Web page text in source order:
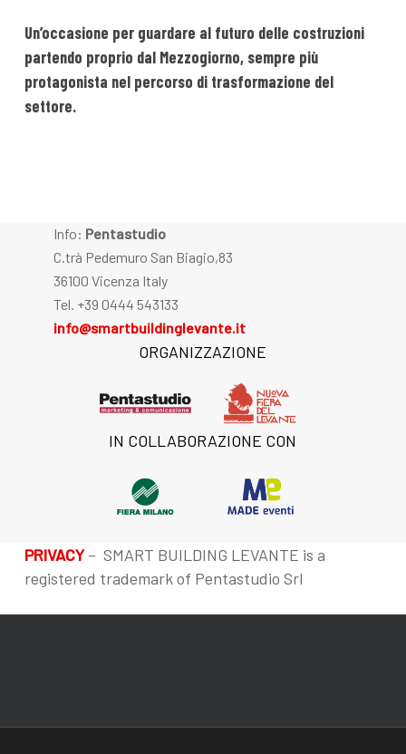
Un’occasione per guardare al futuro delle costruzioni
partendo proprio dal Mezzogiorno, sempre più
protagonista nel percorso di trasformazione del
settore.
Info: Pentastudio
C.trà Pedemuro San Biagio,83
36100 Vicenza Italy
Tel. +39 0444 543133
info@smartbuildinglevante.it
ORGANIZZAZIONE
IN COLLABORAZIONE CON
PRIVACY– SMART BUILDING LEVANTE is a
registered trademark of Pentastudio Srl